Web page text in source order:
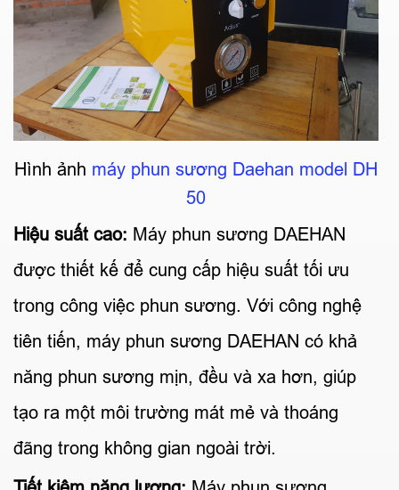
Hình ảnh máy phun sương Daehan model DH
50
Hiệu suất cao: Máy phun sương DAEHAN
được thiết kế để cung cấp hiệu suất tối ưu
trong công việc phun sương. Với công nghệ
tiên tiến, máy phun sương DAEHAN có khả
năng phun sương mịn, đều và xa hơn, giúp
tạo ra một môi trường mát mẻ và thoáng
đãng trong không gian ngoài trời.